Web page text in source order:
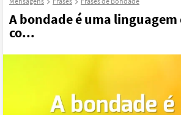
REFLEXÃO
A bondade é uma
co...